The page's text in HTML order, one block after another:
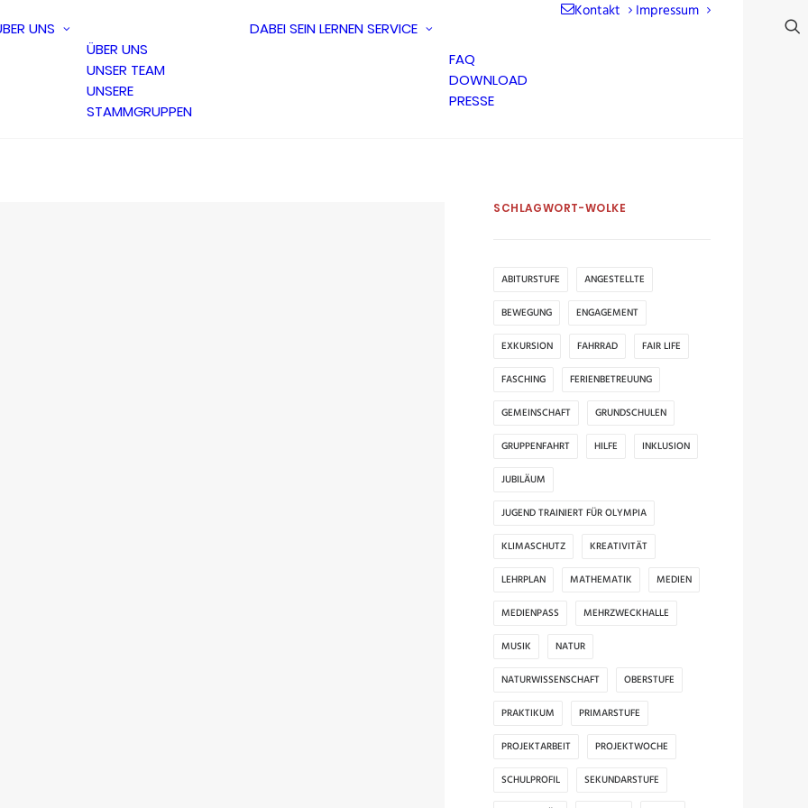
Kontakt Impressum
UNS
ÜBER UNS
UNSER TEAM
UNSERE
STAMMGRUPPEN
DABEI SEINLERNENSERVICE
FAQ
DOWNLOAD
PRESSE
SCHLAGWORT-WOLKE
ABITURSTUFE ANGESTELLTE
BEWEGUNG ENGAGEMENT
EXKURSION FAHRRAD FAIR LIFE
FASCHING FERIENBETREUUNG
GEMEINSCHAFT GRUNDSCHULEN
GRUPPENFAHRT HILFE INKLUSION
JUBILÄUM
JUGEND TRAINIERT FÜR OLYMPIA
KLIMASCHUTZ KREATIVITÄT
LEHRPLAN MATHEMATIK MEDIEN
MEDIENPASS MEHRZWECKHALLE
MUSIK NATUR
NATURWISSENSCHAFT OBERSTUFE
PRAKTIKUM PRIMARSTUFE
PROJEKTARBEIT PROJEKTWOCHE
SCHULPROFIL SEKUNDARSTUFE